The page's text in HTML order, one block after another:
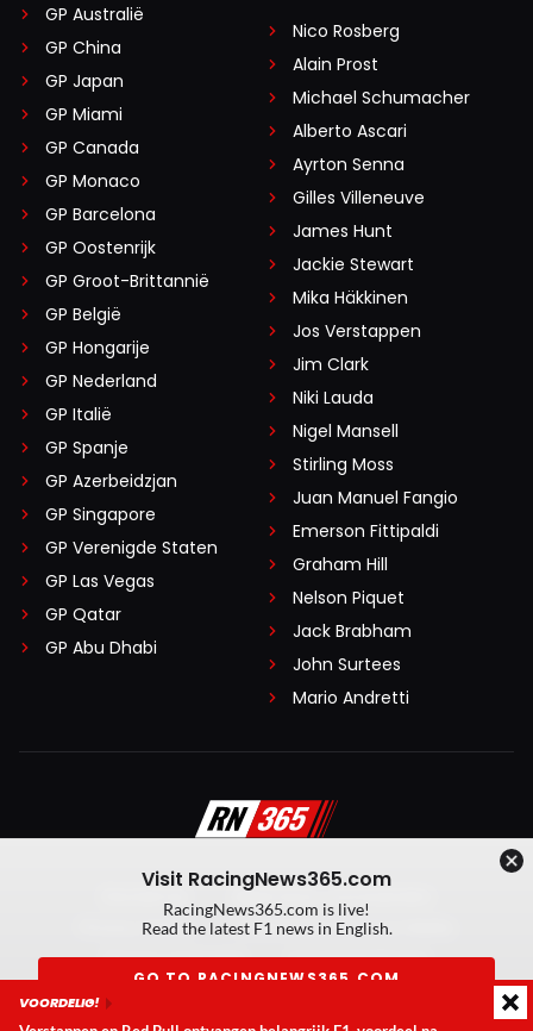
GP Australië
GP China
GP Japan
GP Miami
GP Canada
GP Monaco
GP Barcelona
GP Oostenrijk
GP Groot-Brittannië
GP België
GP Hongarije
GP Nederland
GP Italië
GP Spanje
GP Azerbeidzjan
GP Singapore
GP Verenigde Staten
GP Las Vegas
GP Qatar
GP Abu Dhabi
Nico Rosberg
Alain Prost
Michael Schumacher
Alberto Ascari
Ayrton Senna
Gilles Villeneuve
James Hunt
Jackie Stewart
Mika Häkkinen
Jos Verstappen
Jim Clark
Niki Lauda
Nigel Mansell
Stirling Moss
Juan Manuel Fangio
Emerson Fittipaldi
Graham Hill
Nelson Piquet
Jack Brabham
John Surtees
Mario Andretti
Algemene voorwaarden
Privacy Policy
Created by On Your Marks
Privacy manager
Kansspeluitingen
© 2026 RacingNews365. Alle rechten voorbehouden
Visit RacingNews365.com
RacingNews365.com is live!
Read the latest F1 news in English.
GO TO RACINGNEWS365.COM
VOORDELIG!